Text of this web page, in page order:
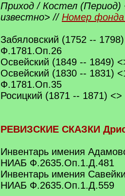
Приход / Костел (Период)
известно> // Номер
Забяловский (1752 --
Ф.1781.Оп.26
Освейский (1849 -- 1849)
Освейский (1830 -- 1831)
Ф.1781.Оп.35
Росицкий (1871 -- 1871)
РЕВИЗСКИЕ СКАЗКИ
Инвентарь имения
НИАБ Ф.2635.Оп.1.Д.481
Инвентарь имения
НИАБ Ф.2635.Оп.1.Д.559